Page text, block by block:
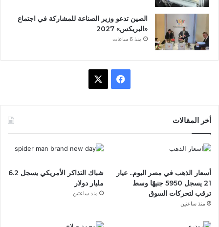
الصين تدعو وزير الصناعة للمشاركة في اجتماع
«البريكس» 2027
منذ 6 ساعات
ك
أخر المقالات
أسعار الذهب في مصر اليوم.. عيار
21 يسجل 5950 جنيهًا وسط
ترقب لتحركات السوق
منذ ساعتين
شباك التذاكر الأمريكي يسجل 6.2
مليار دولار
منذ ساعتين